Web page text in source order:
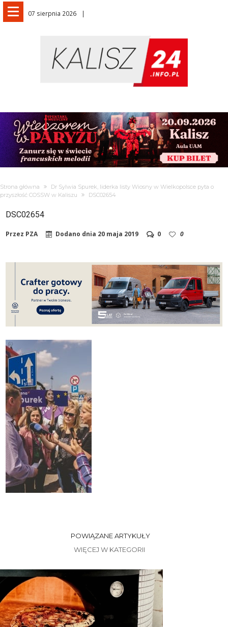
07 sierpnia 2026
Strona główna
Dr Sylwia Spurek, liderka listy Wiosny w Wielkopolsce pyta o
przyszłość COSSW w Kaliszu
DSC02654
DSC02654
Przez PZA Dodano dnia 20 maja 2019 0 0
POWIĄZANE ARTYKUŁY
WIĘCEJ W KATEGORII